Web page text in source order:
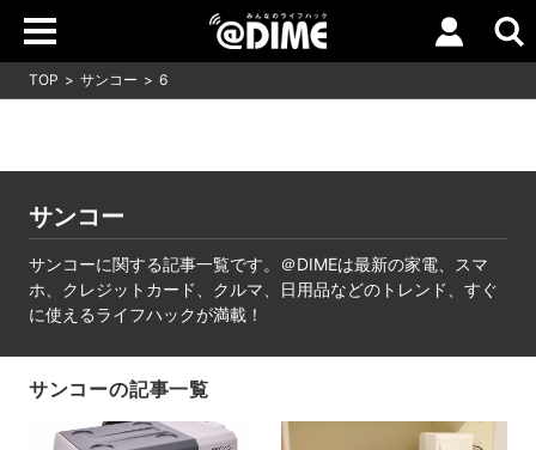
TOP サンコー 6
サンコー
サンコーに関する記事一覧です。＠DIMEは最新の家電、スマ
ホ、クレジットカード、クルマ、日用品などのトレンド、すぐ
に使えるライフハックが満載！
サンコーの記事一覧